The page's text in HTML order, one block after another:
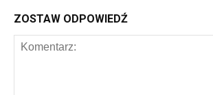
ZOSTAW ODPOWIEDŹ